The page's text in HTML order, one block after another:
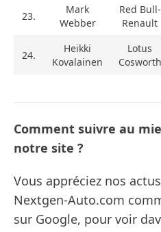
23.
Mark
Webber
Red Bull-
Renault
24.
Heikki
Kovalainen
Lotus
Cosworth
Comment suivre au
notre site ?
Vous appréciez nos
Nextgen-Auto.com
sur Google, pour voir